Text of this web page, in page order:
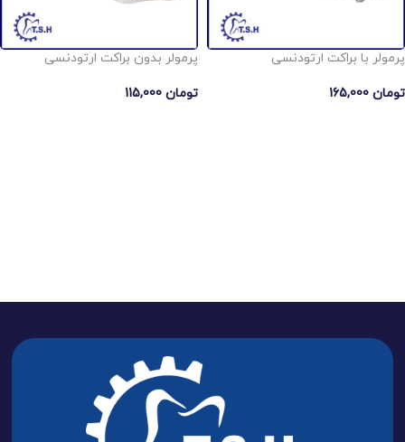
پرمولر با براکت ارتودنسی
تومان
پرمولر بدون براکت ارتودنسی
تومان